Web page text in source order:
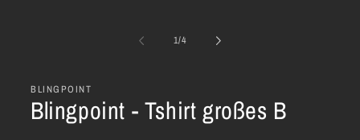
1/von
4
BLINGPOINT
Blingpoint - Tshirt großes B